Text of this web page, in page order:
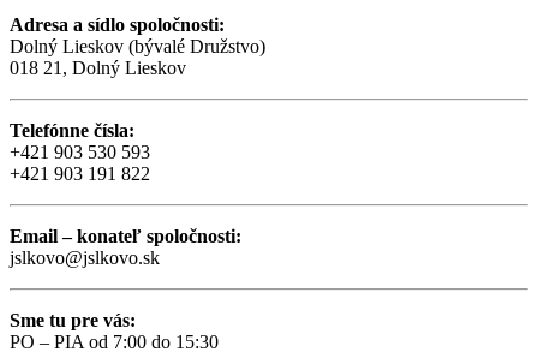
Adresa a sídlo spoločnosti:
Dolný Lieskov (bývalé Družstvo)
018 21, Dolný Lieskov
Telefónne čísla:
+421 903 530 593
+421 903 191 822
Email – konateľ spoločnosti:
jslkovo@jslkovo.sk
Sme tu pre vás:
PO – PIA od 7:00 do 15:30